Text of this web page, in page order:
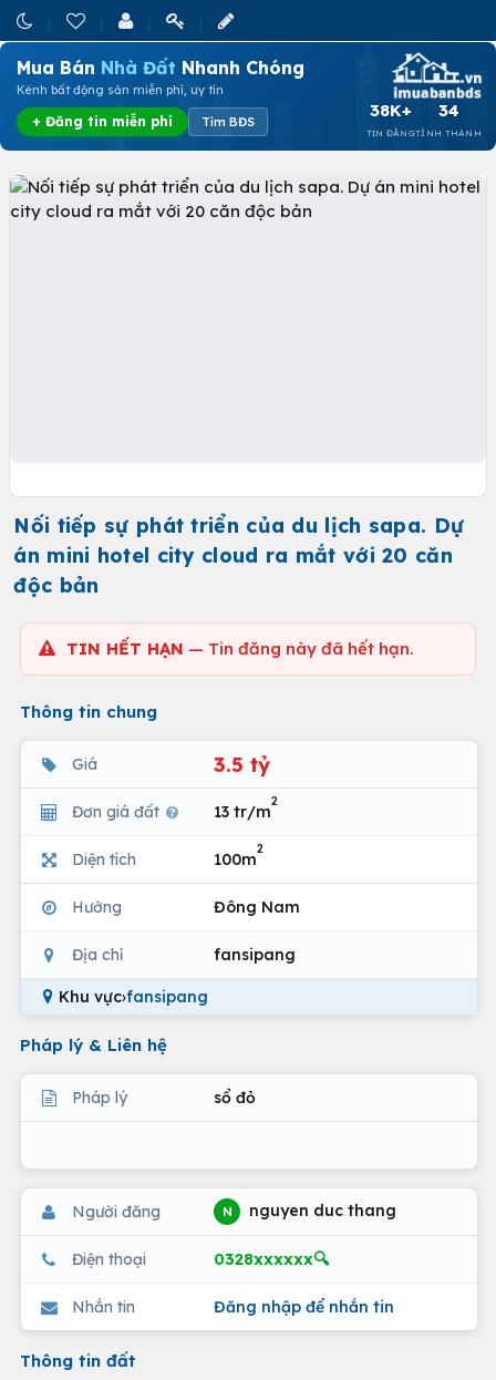
Mua Bán Nhà Đất Nhanh Chóng
Kênh bất động sản miễn phí, uy tín
+ Đăng tin miễn phí Tìm BĐS
38K+
TIN ĐĂNG
34
TỈNH THÀNH
Nối tiếp sự phát triển của du lịch sapa. Dự
án mini hotel city cloud ra mắt với 20 căn
độc bản
TIN HẾT HẠN — Tin đăng này đã hết hạn.
Thông tin chung
Giá 3.5 tỷ
Đơn giá đất 13 tr/m
2
Diện tích 100m
2
Hướng Đông Nam
Địa chỉ fansipang
Khu vực›fansipang
Pháp lý & Liên hệ
Pháp lý sổ đỏ
Người đăng N nguyen duc thang
Điện thoại 0328xxxxxx🔍
Nhắn tin Đăng nhập để nhắn tin
Thông tin đất